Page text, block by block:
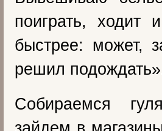
поиграть, ходит
быстрее: может,
решил
Собираемся